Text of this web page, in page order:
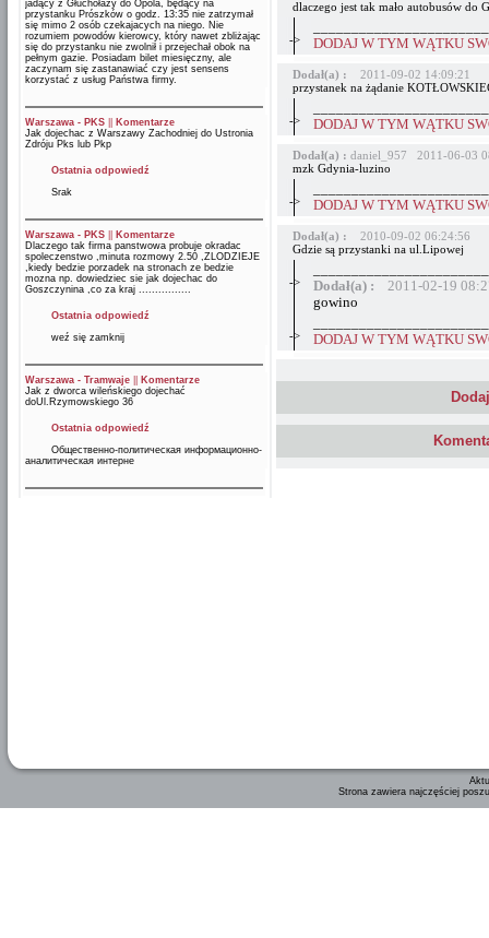
jadący z Głuchołazy do Opola, będący na
przystanku Prószków o godz. 13:35 nie zatrzymał
się mimo 2 osób czekajacych na niego. Nie
rozumiem powodów kierowcy, który nawet zbliżając
się do przystanku nie zwolnił i przejechał obok na
pełnym gazie. Posiadam bilet miesięczny, ale
zaczynam się zastanawiać czy jest sensens
korzystać z usług Państwa firmy.
Warszawa - PKS
Komentarze
Jak dojechac z Warszawy Zachodniej do Ustronia
Zdróju Pks lub Pkp
Ostatnia odpowiedź
Srak
Warszawa - PKS
Komentarze
Dlaczego tak firma panstwowa probuje okradac
spoleczenstwo ,minuta rozmowy 2.50 ,ZLODZIEJE
,kiedy bedzie porzadek na stronach ze bedzie
mozna np. dowiedziec sie jak dojechac do
Goszczynina ,co za kraj ................
Ostatnia odpowiedź
weź się zamknij
Warszawa - Tramwaje
Komentarze
Jak z dworca wileńskiego dojechać
doUl.Rzymowskiego 36
Ostatnia odpowiedź
Общественно-политическая информационно-
аналитическая интерне
dlaczego jest tak mało autobusów do
->
DODAJ W TYM WĄTKU
Dodał(a) :
2011-09-02 14:09:21
przystanek na żądanie
->
DODAJ W TYM WĄTKU
Dodał(a) : daniel_957 2011-06-03
mzk Gdynia-luzino
->
DODAJ W TYM WĄTKU
Dodał(a) :
2010-09-02 06:24:56
Gdzie są przystanki na ul.Lipowej
->
Dodał(a) :
2011-02-19
gowino
->
DODAJ W TYM WĄTKU
Strona zawiera najczęściej